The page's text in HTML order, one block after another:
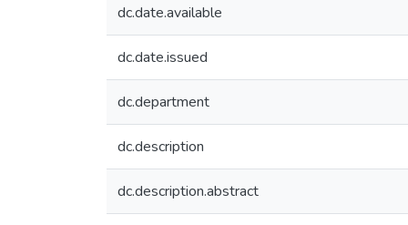
dc.date.available
dc.date.issued
dc.department
dc.description
dc.description.abstract